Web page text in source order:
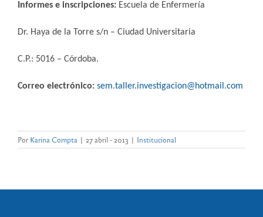
Informes e inscripciones: Escuela de Enfermería
Dr. Haya de la Torre s/n – Ciudad Universitaria
C.P.: 5016 – Córdoba.
Correo electrónico: sem.taller.investigacion@hotmail.com
PorKarina Compta | 27 abril - 2013 | Institucional